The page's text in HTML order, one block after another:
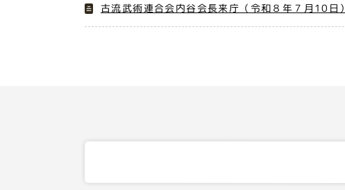
古流武術連合会内谷会長来庁（令和８年７月10日）